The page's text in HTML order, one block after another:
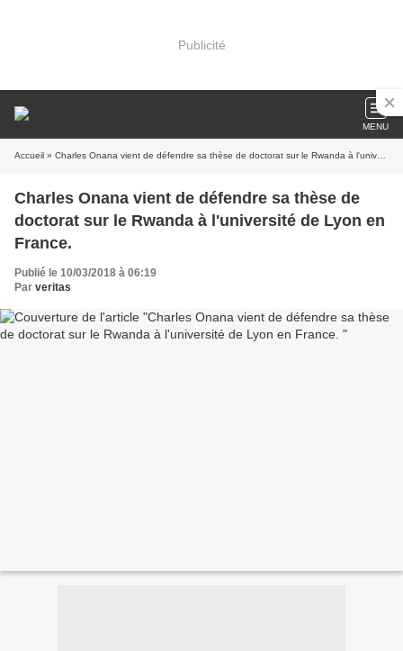
Publicité
MENU
Accueil » Charles Onana vient de défendre sa thèse de doctorat sur le Rwanda à l'université de Lyon en France.
Charles Onana vient de défendre sa thèse de
doctorat sur le Rwanda à l'université de Lyon en
France.
Publié le 10/03/2018 à 06:19
Par veritas